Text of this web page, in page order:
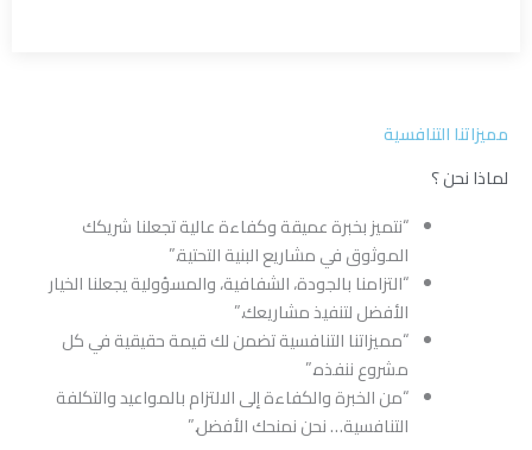
مميزاتنا التنافسية
لماذا نحن ؟
“نتميز بخبرة عميقة وكفاءة عالية تجعلنا شريكك
الموثوق في مشاريع البنية التحتية.”
“التزامنا بالجودة، الشفافية، والمسؤولية يجعلنا الخيار
الأفضل لتنفيذ مشاريعك.”
“مميزاتنا التنافسية تضمن لك قيمة حقيقية في كل
مشروع ننفذه.”
“من الخبرة والكفاءة إلى الالتزام بالمواعيد والتكلفة
التنافسية… نحن نمنحك الأفضل.”